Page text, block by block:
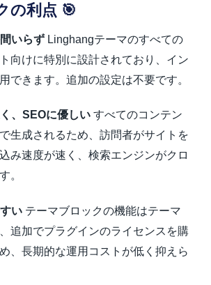
の利点 🎯
いらず Linghangテーマのすべての
向けに特別に設計されており、イン
できます。追加の設定は不要です。
、SEOに優しい すべてのコンテン
生成されるため、訪問者がサイトを
み速度が速く、検索エンジンがクロ
。
い テーマブロックの機能はテーマ
追加でプラグインのライセンスを購
、長期的な運用コストが低く抑えら